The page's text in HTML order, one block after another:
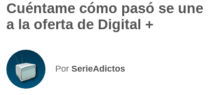
Cuéntame cómo pasó se une
a la oferta de Digital +
PorSerieAdictos